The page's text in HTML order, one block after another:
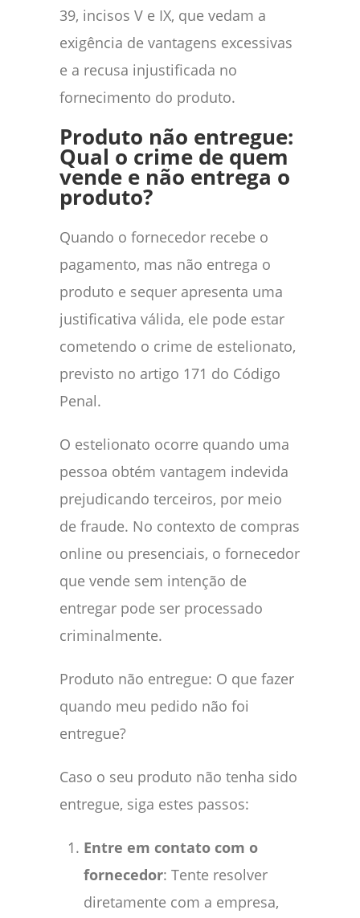
39, incisos V e IX, que vedam a
exigência de vantagens excessivas
e a recusa injustificada no
fornecimento do produto.
Produto não entregue:
Qual o crime de quem
vende e não entrega o
produto?
Quando o fornecedor recebe o
pagamento, mas não entrega o
produto e sequer apresenta uma
justificativa válida, ele pode estar
cometendo o crime de estelionato,
previsto no artigo 171 do Código
Penal.
O estelionato ocorre quando uma
pessoa obtém vantagem indevida
prejudicando terceiros, por meio
de fraude. No contexto de compras
online ou presenciais, o fornecedor
que vende sem intenção de
entregar pode ser processado
criminalmente.
Produto não entregue: O que fazer
quando meu pedido não foi
entregue?
Caso o seu produto não tenha sido
entregue, siga estes passos:
Entre em contato com o
fornecedor: Tente resolver
diretamente com a empresa,